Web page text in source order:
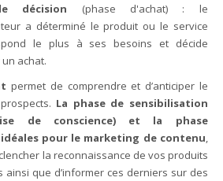
décision (phase d'achat) : le
a déterminé le produit ou le service
le plus à ses besoins et décide
un achat.
permet de comprendre et d’anticiper le
La phase de sensibilisation
de conscience) et la phase
pour le marketing de contenu
la reconnaissance de vos produits
ainsi que d’informer ces derniers sur des